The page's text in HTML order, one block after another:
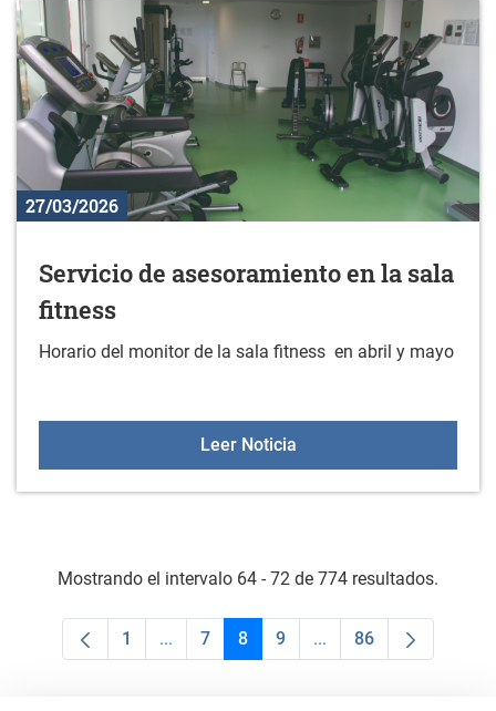
27/03/2026
Servicio de asesoramiento en la sala
fitness
Horario del monitor de la sala fitness en abril y mayo
Leer NoticiaServicio de
Mostrando el intervalo 64 - 72 de 774 resultados.
Página
1 ...Páginas intermedias Use TAB para
Página
7 Página
8 Página
9 ...Páginas intermedias
Página
86